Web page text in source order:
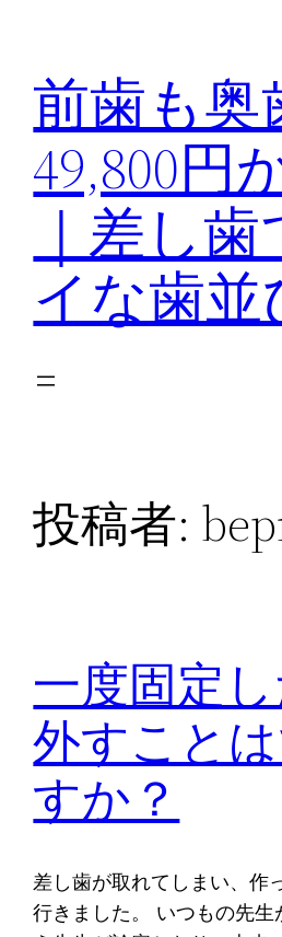
前歯も奥
49,800円
｜差し
イな歯並
投稿者:
一度固定
外すこと
すか？
差し歯が取れてしまい、作
行きました。 いつもの先生